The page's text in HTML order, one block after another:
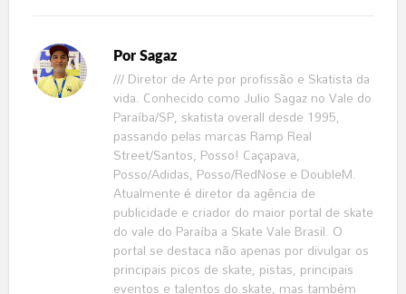
Por Sagaz
/// Diretor de Arte por profissão e Skatista da
vida. Conhecido como Julio Sagaz no Vale do
Paraíba/SP, skatista overall desde 1995,
passando pelas marcas Ramp Real
Street/Santos, Posso! Caçapava,
Posso/Adidas, Posso/RedNose e DoubleM.
Atualmente é diretor da agência de
publicidade e criador do maior portal de skate
do vale do Paraíba a Skate Vale Brasil. O
portal se destaca não apenas por divulgar os
principais picos de skate, pistas, principais
eventos e talentos do skate, mas também